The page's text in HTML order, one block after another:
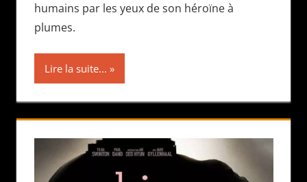
humains par les yeux de son héroïne à
plumes.
Lire la suite...